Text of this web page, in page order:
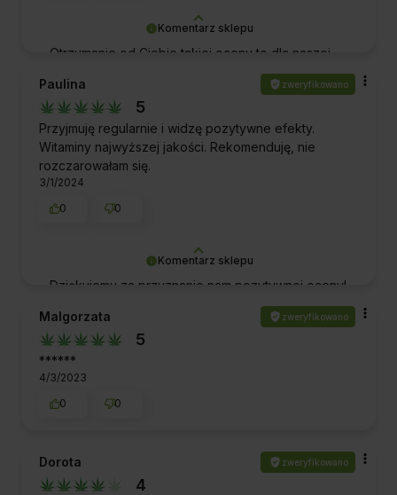
Komentarz sklepu
Otrzymanie od Ciebie takiej oceny to dla naszej
ekipy ogromne wyróżnienie. Dziękujemy za Twój
czas oraz za wybranie naszej firmy i produktów.
Pozdrawiamy!
Komentarz sklepu
Dziękujemy za przyznanie nam pozytywnej oceny!
To dla nas ogromne wyróżnienie i motywacja do
dalszej doskonałej obsługi. Pozdrawiamy!
Paulina zweryfikowano
5
Przyjmuję regularnie i widzę pozytywne efekty.
Witaminy najwyższej jakości. Rekomenduję, nie
rozczarowałam się.
3/1/2024
0
0
Malgorzata zweryfikowano
5
******
4/3/2023
0
0
Dorota zweryfikowano
4